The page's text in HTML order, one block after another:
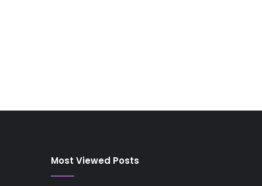
Most Viewed Posts